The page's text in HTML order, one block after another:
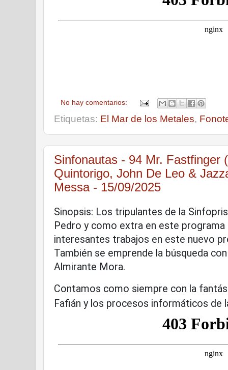
No hay comentarios:
Etiquetas: El Mar de los Metales,
Sinfonautas - 94 Mr. Fastfinger
Quintorigo, John De Leo &
Messa - 15/09/2025
Sinopsis: Los tripulantes de la
Pedro y como extra en este programa
interesantes trabajos en este nuevo
También se emprende la búsqueda
Almirante Mora.
Contamos como siempre con la
Fafián y los procesos informáticos de